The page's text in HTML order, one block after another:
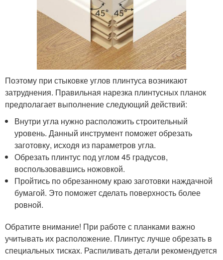
Поэтому при стыковке углов плинтуса возникают
затруднения. Правильная нарезка плинтусных планок
предполагает выполнение следующий действий:
Внутри угла нужно расположить строительный
уровень. Данный инструмент поможет обрезать
заготовку, исходя из параметров угла.
Обрезать плинтус под углом 45 градусов,
воспользовавшись ножовкой.
Пройтись по обрезанному краю заготовки наждачной
бумагой. Это поможет сделать поверхность более
ровной.
Обратите внимание! При работе с планками важно
учитывать их расположение. Плинтус лучше обрезать в
специальных тисках. Распиливать детали рекомендуется